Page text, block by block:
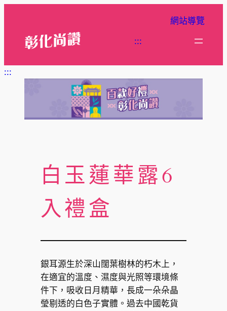
內
容
網站導覽
:::
:::
白玉蓮華露6
入禮盒
銀耳源生於深山闊葉樹林的朽木上，
在適宜的溫度、濕度與光照等環境條
件下，吸收日月精華，長成一朵朵晶
瑩剔透的白色子實體。過去中國乾貨